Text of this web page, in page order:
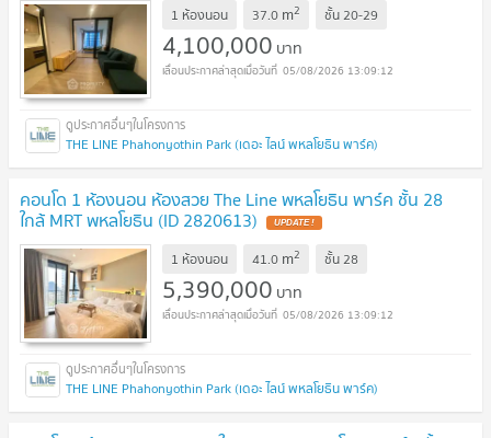
1 ห้องนอน 37.0 m2 ชั้น20-29
4,100,000 บาท
05/08/2026 13:09:12
THE LINE Phahonyothin Park (เดอะ ไลน์ พหลโยธิน พาร์ค)
คอนโด 1 ห้องนอน ห้องสวย The Line พหลโยธิน พาร์ค ชั้น 28
ใกล้ MRT พหลโยธิน (ID 2820613) UPDATE !
1 ห้องนอน 41.0 m2 ชั้น28
5,390,000 บาท
05/08/2026 13:09:12
THE LINE Phahonyothin Park (เดอะ ไลน์ พหลโยธิน พาร์ค)